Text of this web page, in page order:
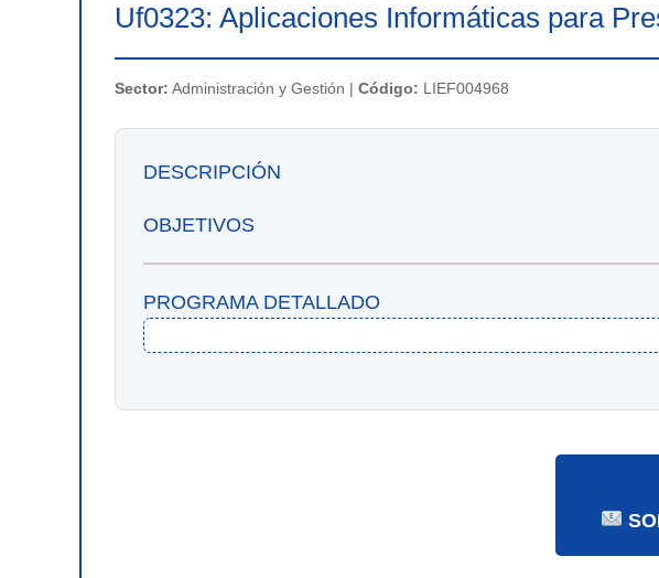
Uf0323: Aplicaciones Informáticas para
Sector: Administración y Gestión | Código: LIEF004968
DESCRIPCIÓN
OBJETIVOS
PROGRAMA DETALLADO